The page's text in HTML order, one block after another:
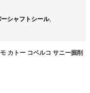
シャフトシール,
カトー コベルコ サニー掘削